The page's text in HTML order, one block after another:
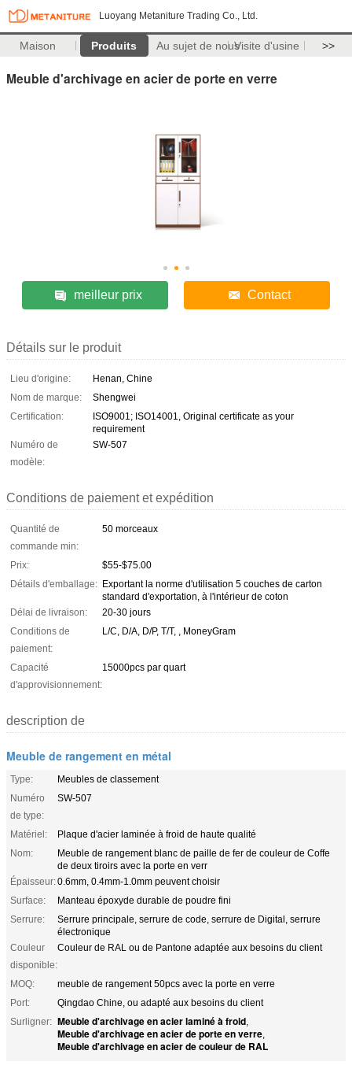
Luoyang Metaniture Trading Co., Ltd.
Maison Produits Au sujet de nousVisite d'usine >>
Meuble d'archivage en acier de porte en verre
meilleur prix Contact
Détails sur le produit
Lieu d'origine:
Henan, Chine
Nom de marque:
Shengwei
Certification:
ISO9001; ISO14001, Original certificate as your
requirement
Numéro de
modèle:
SW-507
Conditions de paiement et expédition
Quantité de
commande min:
50 morceaux
Prix:
$55-$75.00
Détails d'emballage: Exportant la norme d'utilisation 5 couches de carton
standard d'exportation, à l'intérieur de coton
Délai de livraison:
20-30 jours
Conditions de
paiement:
L/C, D/A, D/P, T/T, , MoneyGram
Capacité
d'approvisionnement:
15000pcs par quart
description de
Meuble de rangement en métal
Type:
Meubles de classement
Numéro
de type:
SW-507
Matériel:
Plaque d'acier laminée à froid de haute qualité
Nom:
Meuble de rangement blanc de paille de fer de couleur de Coffe
de deux tiroirs avec la porte en verr
Épaisseur:0.6mm, 0.4mm-1.0mm peuvent choisir
Surface:
Manteau époxyde durable de poudre fini
Serrure:
Serrure principale, serrure de code, serrure de Digital, serrure
électronique
Couleur
disponible:
Couleur de RAL ou de Pantone adaptée aux besoins du client
MOQ:
meuble de rangement 50pcs avec la porte en verre
Port:
Qingdao Chine, ou adapté aux besoins du client
Surligner: Meuble d'archivage en acier laminé à froid,
Meuble d'archivage en acier de porte en verre,
Meuble d'archivage en acier de couleur de RAL